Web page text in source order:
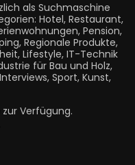
als Suchmaschine
Hotel, Restaurant,
Pension,
Regionale Produkte,
Lifestyle, IT-Technik
für Bau und Holz,
Sport, Kunst,
Verfügung.